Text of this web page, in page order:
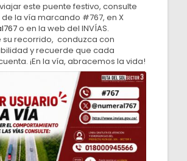
este puente festivo, consulte
la vía marcando #767, en X
o en la web del INVÍAS.
su recorrido, conduzca con
y recuerde que cada
¡En la vía, abracemos la vida!